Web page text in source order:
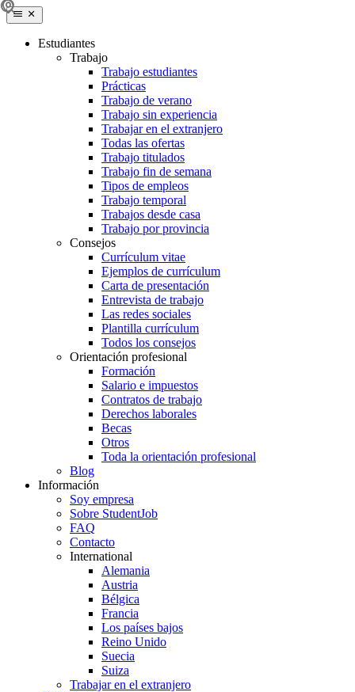
Estudiantes
Trabajo
Trabajo estudiantes
Prácticas
Trabajo de verano
Trabajo sin experiencia
Trabajar en el extranjero
Todas las ofertas
Trabajo titulados
Trabajo fin de semana
Tipos de empleos
Trabajo temporal
Trabajos desde casa
Trabajo por provincia
Consejos
Currículum vitae
Ejemplos de currículum
Carta de presentación
Entrevista de trabajo
Las redes sociales
Plantilla currículum
Todos los consejos
Orientación profesional
Formación
Salario e impuestos
Contratos de trabajo
Derechos laborales
Becas
Otros
Toda la orientación profesional
Blog
Información
Soy empresa
Sobre StudentJob
FAQ
Contacto
International
Alemania
Austria
Bélgica
Francia
Los países bajos
Reino Unido
Suecia
Suiza
Trabajar en el extranjero